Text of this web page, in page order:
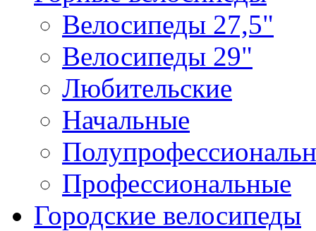
Велосипеды 27,5"
Велосипеды 29"
Любительские
Начальные
Профессиональные
Городские велосипеды